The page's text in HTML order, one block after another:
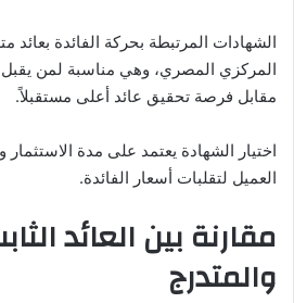
الشهادات المرتبطة بحركة الفائدة بعائد
المركزي المصري، وهي مناسبة لمن
مقابل فرصة تحقيق عائد أعلى مستقبلاً.
اختيار الشهادة يعتمد على مدة
العميل لتقلبات أسعار الفائدة.
مقارنة بين العائد
والمتدرج